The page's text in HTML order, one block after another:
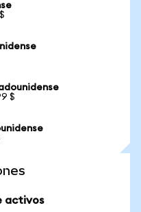
$
activos